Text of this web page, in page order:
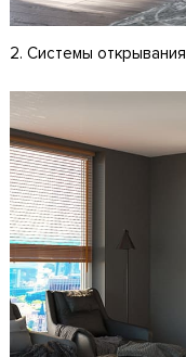
2. Системы открывания